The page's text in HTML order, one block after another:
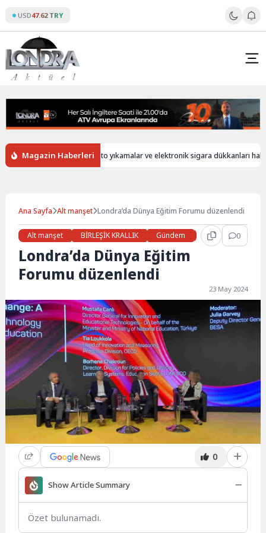
content
USD47.62 TRY
Magazin Haberleri
İngiltere’de oto yıkamalar ve elektronik sigara dükkanları hala
Ana Sayfa Alt manşet Londra’da Dünya Eğitim Forumu düzenlendi
Alt manşet BİRLEŞİK KRALLIK Gündem Haberler 0
Londra’da Dünya Eğitim
Forumu düzenlendi
23 May 2024
0
Show Article Summary
Özet bulunamadı.